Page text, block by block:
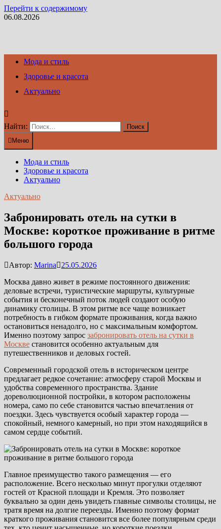
Перейти к содержимому
06.08.2026
Мода и стиль
Здоровье и красота
Актуально
Найти:
Меню
Мода и стиль
Здоровье и красота
Актуально
Актуально
Забронировать отель на сутки в
Москве: короткое проживание в ритме
большого города
Автор: Marina
25.05.2026
Москва давно живет в режиме постоянного движения:
деловые встречи, туристические маршруты, культурные
события и бесконечный поток людей создают особую
динамику столицы. В этом ритме все чаще возникает
потребность в гибком формате проживания, когда важно
остановиться ненадолго, но с максимальным комфортом.
Именно поэтому запрос забронировать отель на сутки в
Москве становится особенно актуальным для
путешественников и деловых гостей.
Современный городской отель в историческом центре
предлагает редкое сочетание: атмосферу старой Москвы и
удобства современного пространства. Здание
дореволюционной постройки, в котором расположены
номера, само по себе становится частью впечатления от
поездки. Здесь чувствуется особый характер города —
спокойный, немного камерный, но при этом находящийся в
самом сердце событий.
Главное преимущество такого размещения — его
расположение. Всего несколько минут прогулки отделяют
гостей от Красной площади и Кремля. Это позволяет
буквально за один день увидеть главные символы столицы, не
тратя время на долгие переезды. Именно поэтому формат
краткого проживания становится все более популярным среди